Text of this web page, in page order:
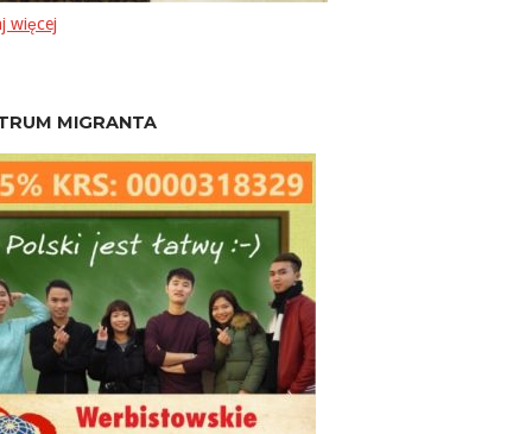
więcej
MIGRANTA